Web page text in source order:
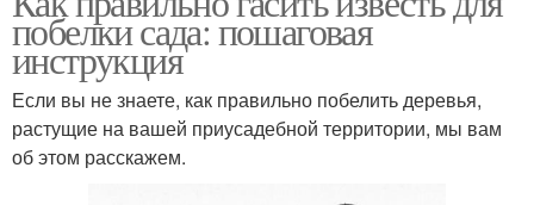
побелки сада: пошаговая
инструкция
Если вы не знаете, как правильно побелить деревья,
растущие на вашей приусадебной территории, мы вам
об этом расскажем.